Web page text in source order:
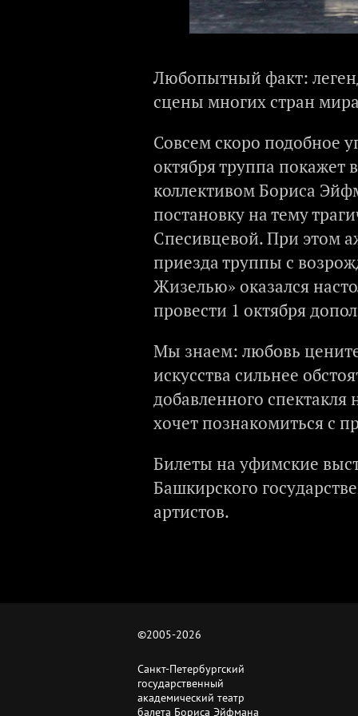
Любопытный факт:
сцены многих стран
Совсем скоро подобное
октября труппа покажет
коллективом Бориса
постановку на тему
Спесивцевой. При этом
приезда труппы с
Жизелью» оказался
провести 1 октября
Мы знаем: любовь
искусства сильнее
добавленного спектакля
хочет познакомиться с
Билеты на уфимские
Башкирского
артистов.
©2005-2026
Санкт-Петербургский
государственный
академический театр
балета Бориса Эйфмана